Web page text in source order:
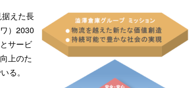
えた長
）2030
サービ
上のた
る。